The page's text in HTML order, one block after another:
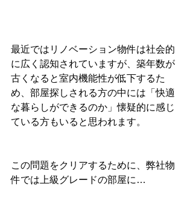
最近ではリノベーション物件は社会的
に広く認知されていますが、築年数が
古くなると室内機能性が低下するた
め、部屋探しされる方の中には「快適
な暮らしができるのか」懐疑的に感じ
ている方もいると思われます。
この問題をクリアするために、弊社物
件では上級グレードの部屋に…